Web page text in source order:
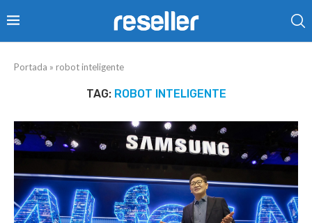
Portada » robot inteligente
TAG: ROBOT INTELIGENTE